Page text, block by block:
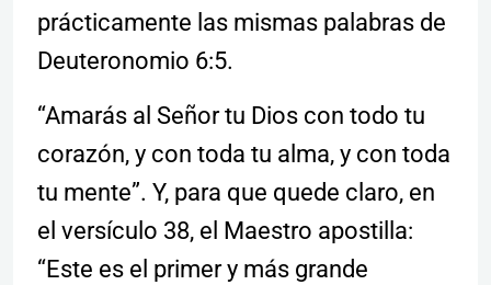
prácticamente las mismas palabras de
Deuteronomio 6:5.
“Amarás al Señor tu Dios con todo tu
corazón, y con toda tu alma, y con toda
tu mente”. Y, para que quede claro, en
el versículo 38, el Maestro apostilla:
“Este es el primer y más grande